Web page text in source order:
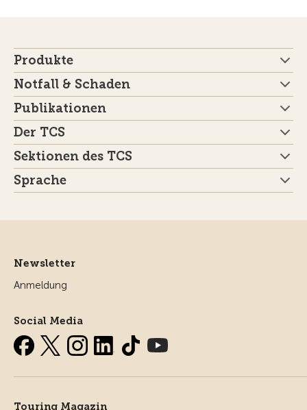
Produkte
Notfall & Schaden
Publikationen
Der TCS
Sektionen des TCS
Sprache
Newsletter
Anmeldung
Social Media
Touring Magazin